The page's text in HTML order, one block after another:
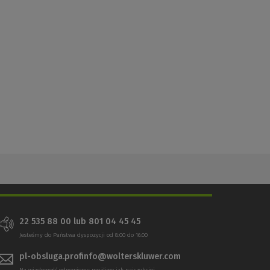
22 535 88 00 lub 801 04 45 45
Jesteśmy do Państwa dyspozycji od 8:00 do 16:00
pl-obsluga.profinfo@wolterskluwer.com